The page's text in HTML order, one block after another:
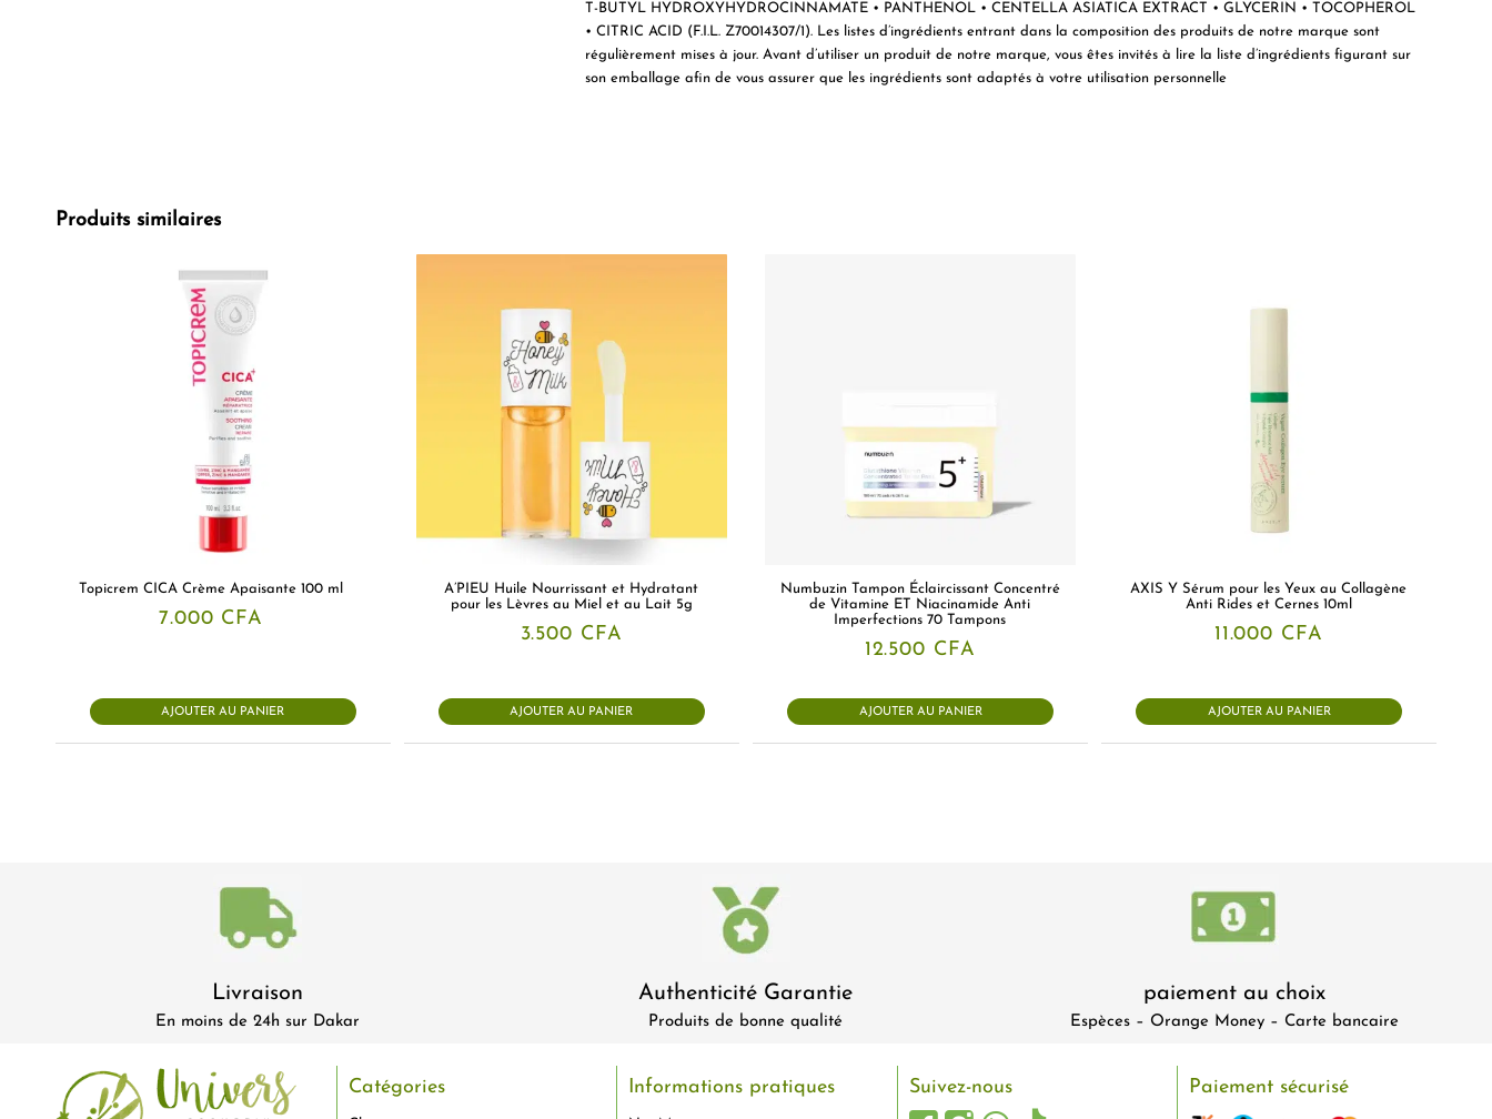
T-BUTYL HYDROXYHYDROCINNAMATE • PANTHENOL • CENTELLA ASIATICA EXTRACT • GLYCERIN • TOCOPHEROL
• CITRIC ACID (F.I.L. Z70014307/1). Les listes d’ingrédients entrant dans la composition des produits de notre marque sont
régulièrement mises à jour. Avant d’utiliser un produit de notre marque, vous êtes invités à lire la liste d’ingrédients figurant sur
son emballage afin de vous assurer que les ingrédients sont adaptés à votre utilisation personnelle
Produits similaires
Topicrem CICA Crème Apaisante 100 ml
7.000 CFA
AJOUTER AU PANIER
A’PIEU Huile Nourrissant et Hydratant
pour les Lèvres au Miel et au Lait 5g
3.500 CFA
AJOUTER AU PANIER
Numbuzin Tampon Éclaircissant Concentré
de Vitamine ET Niacinamide Anti
Imperfections 70 Tampons
12.500 CFA
AJOUTER AU PANIER
AXIS Y Sérum pour les Yeux au Collagène
Anti Rides et Cernes 10ml
11.000 CFA
AJOUTER AU PANIER
Livraison
En moins de 24h sur Dakar
Authenticité Garantie
Produits de bonne qualité
paiement au choix
Espèces – Orange Money – Carte bancaire
Catégories Informations pratiques Suivez-nous Paiement sécurisé